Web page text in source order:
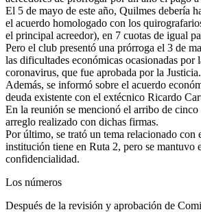
El 5 de mayo de este año, Quilmes debería
el acuerdo homologado con los
el principal acreedor), en 7 cuotas de igual
Pero el club presentó una prórroga el 3 de
las dificultades económicas ocasionadas por
coronavirus, que fue aprobada por la Justicia.
Además, se informó sobre el acuerdo
deuda existente con el extécnico Ricardo
En la reunión se mencionó el arribo de
arreglo realizado con dichas firmas.
Por último, se trató un tema relacionado con
institución tiene en Ruta 2, pero se mantuvo
confidencialidad.
Los números
Después de la revisión y aprobación de